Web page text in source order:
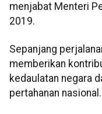
menjabat Menteri
2019.
Sepanjang
memberikan
kedaulatan negara
pertahanan nasional.